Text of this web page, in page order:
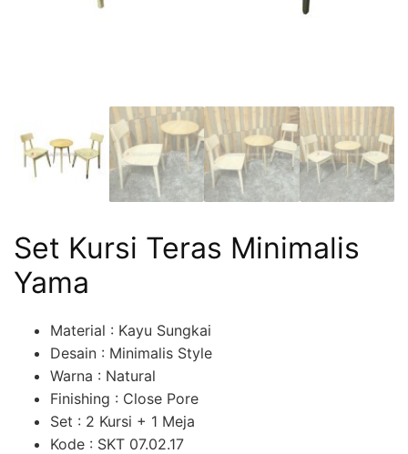
Set Kursi Teras Minimalis
Yama
Material : Kayu Sungkai
Desain : Minimalis Style
Warna : Natural
Finishing : Close Pore
Set : 2 Kursi + 1 Meja
Kode : SKT 07.02.17